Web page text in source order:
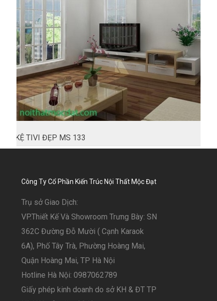
KỆ TIVI ĐẸP MS 133
Công Ty Cổ Phần Kiến Trúc Nội Thất Mộc Đạt
Trụ sở Giao Dịch:
VP.Thiết Kế Và Showroom Trưng Bày: SN
362C Đường Đỗ Mười ( Cạnh Karaok
6A), Phố Tây Trà, Phường Hoàng Mai,
Quận Hoàng Mai, TP Hà Nội
Hotline Hà Nội: 0987062789
Giấy phép kinh doanh do sở KH & ĐT TP